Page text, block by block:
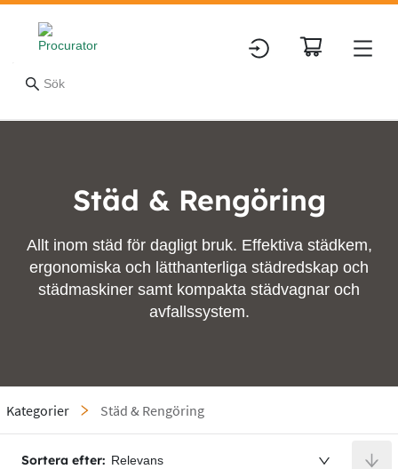
Städ & Rengöring
Allt inom städ för dagligt bruk. Effektiva städkem,
ergonomiska och lätthanterliga städredskap och
städmaskiner samt kompakta städvagnar och
avfallssystem.
Kategorier Städ & Rengöring
Sortera efter: Relevans